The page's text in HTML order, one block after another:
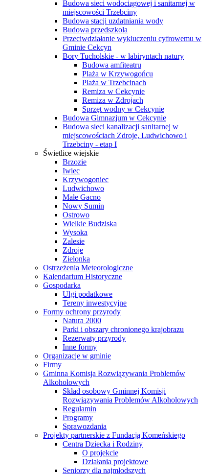
Budowa sieci wodociągowej i sanitarnej w
miejscowości Trzebciny
Budowa stacji uzdatniania wody
Budowa przedszkola
Przeciwdziałanie wykluczeniu cyfrowemu w
Gminie Cekcyn
Bory Tucholskie - w labiryntach natury
Budowa amfiteatru
Plaża w Krzywogońcu
Plaża w Trzebcinach
Remiza w Cekcynie
Remiza w Zdrojach
Sprzęt wodny w Cekcynie
Budowa Gimnazjum w Cekcynie
Budowa sieci kanalizacji sanitarnej w
miejscowościach Zdroje, Ludwichowo i
Trzebciny - etap I
Świetlice wiejskie
Brzozie
Iwiec
Krzywogoniec
Ludwichowo
Małe Gacno
Nowy Sumin
Ostrowo
Wielkie Budziska
Wysoka
Zalesie
Zdroje
Zielonka
Ostrzeżenia Meteorologiczne
Kalendarium Historyczne
Gospodarka
Ulgi podatkowe
Tereny inwestycyjne
Formy ochrony przyrody
Natura 2000
Parki i obszary chronionego krajobrazu
Rezerwaty przyrody
Inne formy
Organizacje w gminie
Firmy
Gminna Komisja Rozwiązywania Problemów
Alkoholowych
Skład osobowy Gminnej Komisji
Rozwiązywania Problemów Alkoholowych
Regulamin
Programy
Sprawozdania
Projekty partnerskie z Fundacją Komeńskiego
Centra Dziecka i Rodziny
O projekcie
Działania projektowe
Seniorzy dla najmłodszych